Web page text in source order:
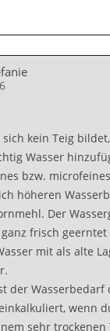
sich kein Teig
Wasser
bzw.
höheren
Der
frisch
mit als alte
der Wasserbedarf
wenn
sehr trockenen